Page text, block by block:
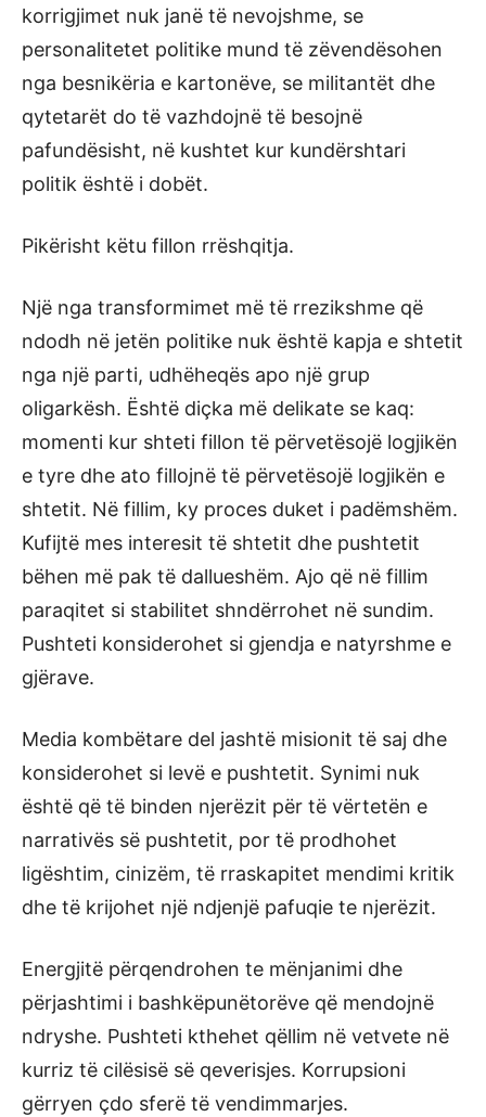
korrigjimet nuk janë të nevojshme, se
personalitetet politike mund të zëvendësohen
nga besnikëria e kartonëve, se militantët dhe
qytetarët do të vazhdojnë të besojnë
pafundësisht, në kushtet kur kundërshtari
politik është i dobët.
Pikërisht këtu fillon rrëshqitja.
Një nga transformimet më të rrezikshme që
ndodh në jetën politike nuk është kapja e shtetit
nga një parti, udhëheqës apo një grup
oligarkësh. Është diçka më delikate se kaq:
momenti kur shteti fillon të përvetësojë logjikën
e tyre dhe ato fillojnë të përvetësojë logjikën e
shtetit. Në fillim, ky proces duket i padëmshëm.
Kufijtë mes interesit të shtetit dhe pushtetit
bëhen më pak të dallueshëm. Ajo që në fillim
paraqitet si stabilitet shndërrohet në sundim.
Pushteti konsiderohet si gjendja e natyrshme e
gjërave.
Media kombëtare del jashtë misionit të saj dhe
konsiderohet si levë e pushtetit. Synimi nuk
është që të binden njerëzit për të vërtetën e
narrativës së pushtetit, por të prodhohet
ligështim, cinizëm, të rraskapitet mendimi kritik
dhe të krijohet një ndjenjë pafuqie te njerëzit.
Energjitë përqendrohen te mënjanimi dhe
përjashtimi i bashkëpunëtorëve që mendojnë
ndryshe. Pushteti kthehet qëllim në vetvete në
kurriz të cilësisë së qeverisjes. Korrupsioni
gërryen çdo sferë të vendimmarjes.